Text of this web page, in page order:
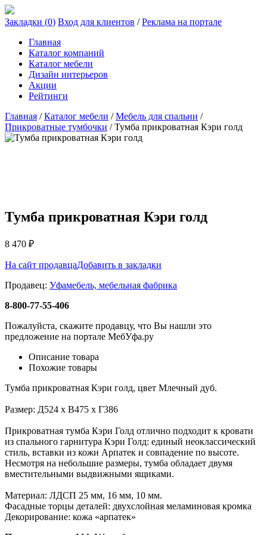
Закладки (0) Вход для клиентов /Реклама на портале
Главная
Каталог компаний
Каталог мебели
Дизайн интерьеров
Акции
Рейтинги
Главная /Каталог мебели /Мебель для спальни /
Прикроватные тумбочки /Тумба прикроватная Кэри голд
Тумба прикроватная Кэри голд
8 470 ₽
На сайт продавцаДобавить в закладки
Продавец: Уфамебель, мебельная фабрика
8-800-77-55-406
Пожалуйста, скажите продавцу, что Вы нашли это
предложение на портале МебУфа.ру
Описание товара
Похожие товары
Тумба прикроватная Кэри голд, цвет Млечный дуб.
Размер: Д524 x В475 x Г386
Прикроватная тумба Кэри Голд отлично подходит к кровати
из спального гарнитура Кэри Голд: единый неоклассический
стиль, вставки из кожи Арпатек и совпадение по высоте.
Несмотря на небольшие размеры, тумба обладает двумя
вместительными выдвижными ящиками.
Материал: ЛДСП 25 мм, 16 мм, 10 мм.
Фасадные торцы деталей: двухслойная меламиновая кромка
Декорирование: кожа «арпатек»